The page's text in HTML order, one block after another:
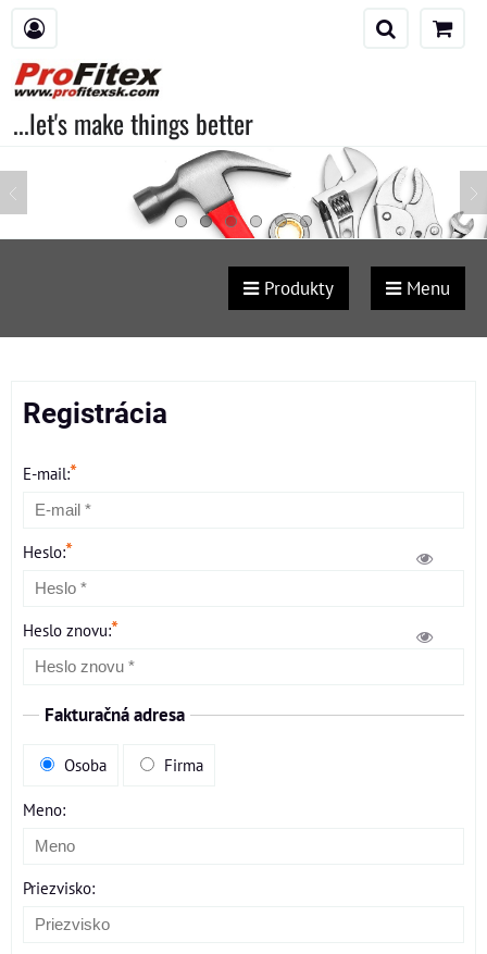
...let's make things better
Produkty Menu
Registrácia
E-mail:*
Heslo:*
Heslo znovu:*
Fakturačná adresa
Osoba Firma
Meno:
Priezvisko: